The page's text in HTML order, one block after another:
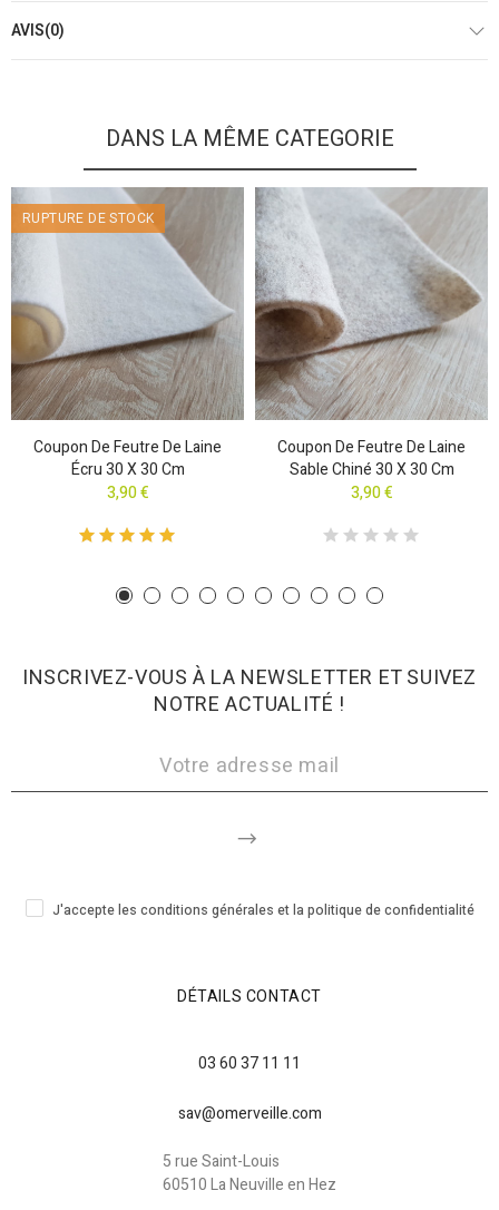
AVIS(0)
DANS LA MÊME CATEGORIE
RUPTURE DE STOCK
Coupon De Feutre De Laine
Écru 30 X 30 Cm
3,90 €
Coupon De Feutre De Laine
Sable Chiné 30 X 30 Cm
3,90 €
INSCRIVEZ-VOUS À LA NEWSLETTER ET SUIVEZ
NOTRE ACTUALITÉ !
J'accepte les conditions générales et la politique de confidentialité
DÉTAILS CONTACT
03 60 37 11 11
sav@omerveille.com
5 rue Saint-Louis
60510 La Neuville en Hez